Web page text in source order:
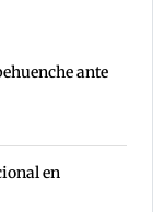
ante
en